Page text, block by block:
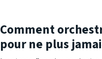
Comment
pour ne plus